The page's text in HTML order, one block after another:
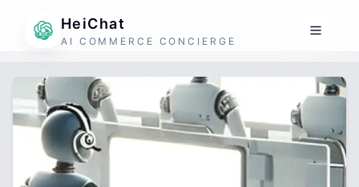
HeiChat
AI COMMERCE CONCIERGE